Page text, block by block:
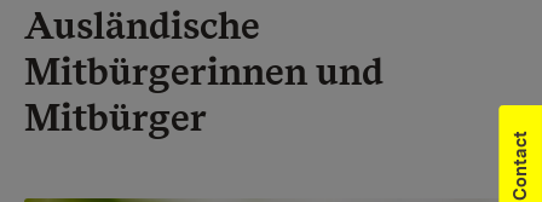
Ausländische
Mitbürgerinnen und
Mitbürger
Contact